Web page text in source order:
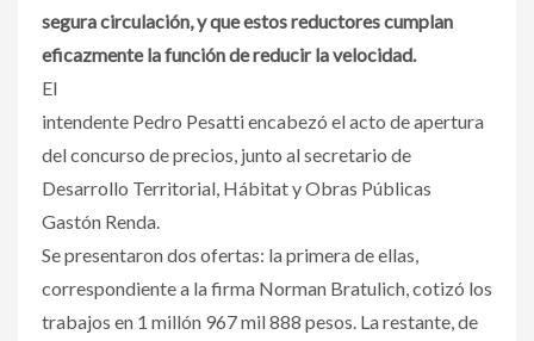
segura circulación, y que estos reductores cumplan
eficazmente la función de reducir la velocidad.
El
intendente Pedro Pesatti encabezó el acto de apertura
del concurso de precios, junto al secretario de
Desarrollo Territorial, Hábitat y Obras Públicas
Gastón Renda.
Se presentaron dos ofertas: la primera de ellas,
correspondiente a la firma Norman Bratulich, cotizó los
trabajos en 1 millón 967 mil 888 pesos. La restante, de